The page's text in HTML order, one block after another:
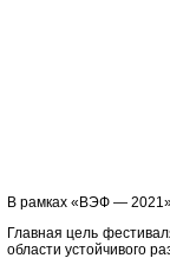
В рамках «ВЭФ — 2021»
Главная цель
области устойчивого